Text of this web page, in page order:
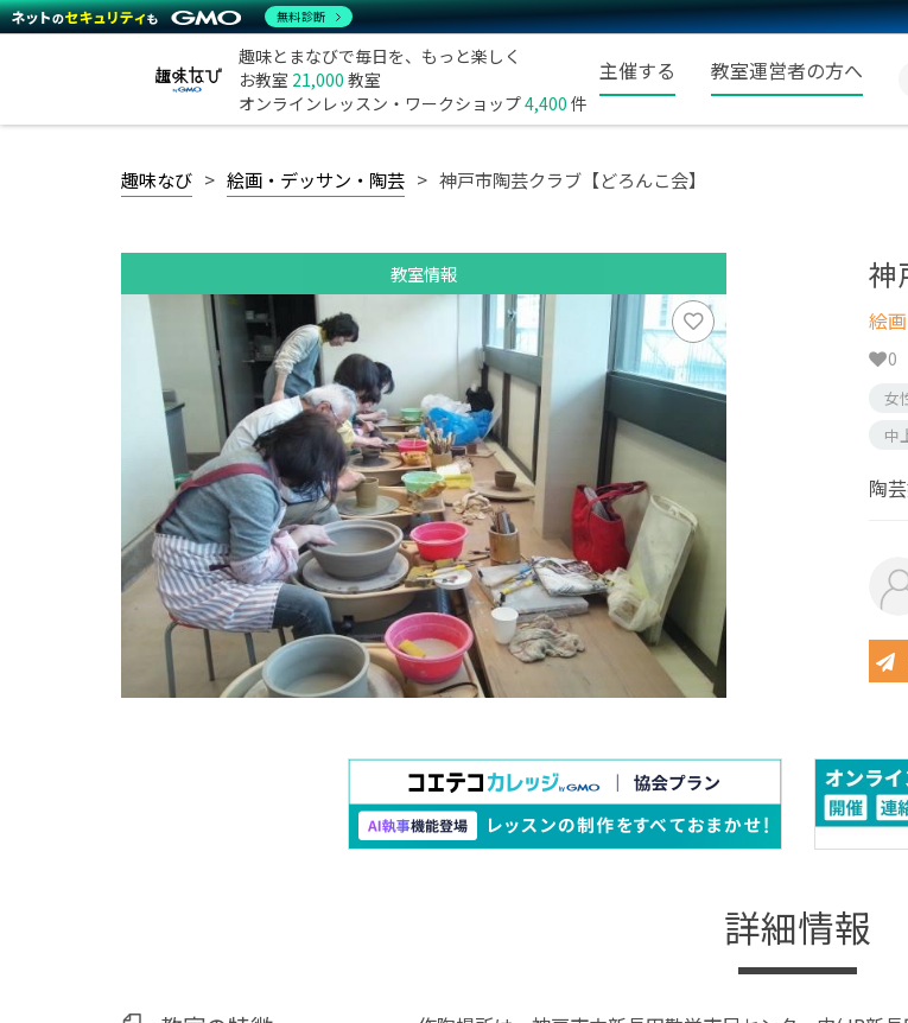
趣味とまなびで毎日を、もっと楽しく
お教室 21,000 教室
オンラインレッスン・ワークショップ4,400 件
主催する 教室運営者の方へ
趣味なび 絵画・デッサン・陶芸 神戸市陶芸クラブ【どろんこ会】
教室情報 神
絵
0
女
中
陶
詳細情報
無料診断